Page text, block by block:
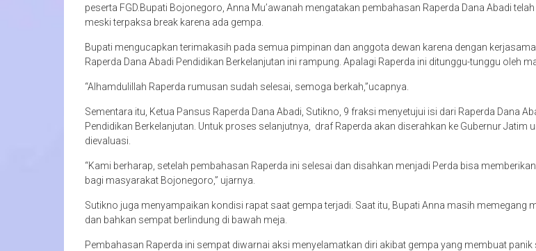
peserta FGD.Bupati Bojonegoro, Anna Mu’awanah mengatakan pembahasan Raperda Dana Abadi
meski terpaksa break karena ada gempa.
Bupati mengucapkan terimakasih pada semua pimpinan dan anggota dewan karena dengan
Raperda Dana Abadi Pendidikan Berkelanjutan ini rampung. Apalagi Raperda ini ditunggu-tunggu oleh
“Alhamdulillah Raperda rumusan sudah selesai, semoga berkah,”ucapnya.
Sementara itu, Ketua Pansus Raperda Dana Abadi, Sutikno, 9 fraksi menyetujui isi dari Raperda Dana
Pendidikan Berkelanjutan. Untuk proses selanjutnya, draf Raperda akan diserahkan ke Gubernur Jatim
dievaluasi.
“Kami berharap, setelah pembahasan Raperda ini selesai dan disahkan menjadi Perda bisa
bagi masyarakat Bojonegoro,” ujarnya.
Sutikno juga menyampaikan kondisi rapat saat gempa terjadi. Saat itu, Bupati Anna masih memegang
dan bahkan sempat berlindung di bawah meja.
Pembahasan Raperda ini sempat diwarnai aksi menyelamatkan diri akibat gempa yang membuat panik